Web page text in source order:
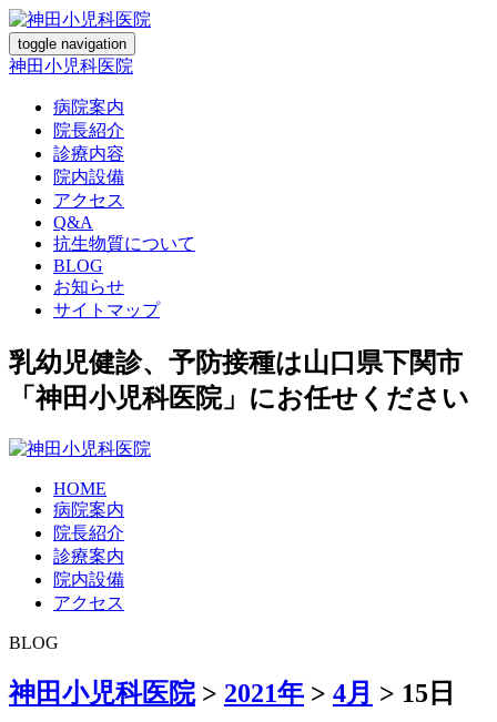
toggle navigation
神田小児科医院
病院案内
院長紹介
診療内容
院内設備
アクセス
Q&A
抗生物質について
BLOG
お知らせ
サイトマップ
乳幼児健診、予防接種は山口県下関市
「神田小児科医院」にお任せください
HOME
病院案内
院長紹介
診療案内
院内設備
アクセス
BLOG
神田小児科医院> 2021年 > 4月 > 15日